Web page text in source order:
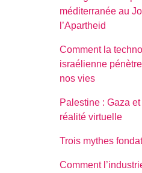
méditerranée au
l’Apartheid
Comment la
israélienne
nos vies
Palestine : Gaza
réalité virtuelle
Trois mythes
Comment